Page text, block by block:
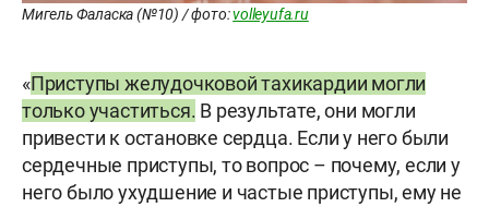
Мигель Фаласка (№10) / фото:volleyufa.ru
«Приступы желудочковой тахикардии могли
только участиться. В результате, они могли
привести к остановке сердца. Если у него были
сердечные приступы, то вопрос – почему, если у
него было ухудшение и частые приступы, ему не